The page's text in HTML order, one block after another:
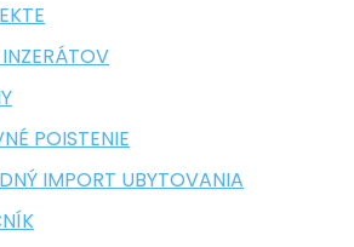
POISTENIE
IMPORT UBYTOVANIA